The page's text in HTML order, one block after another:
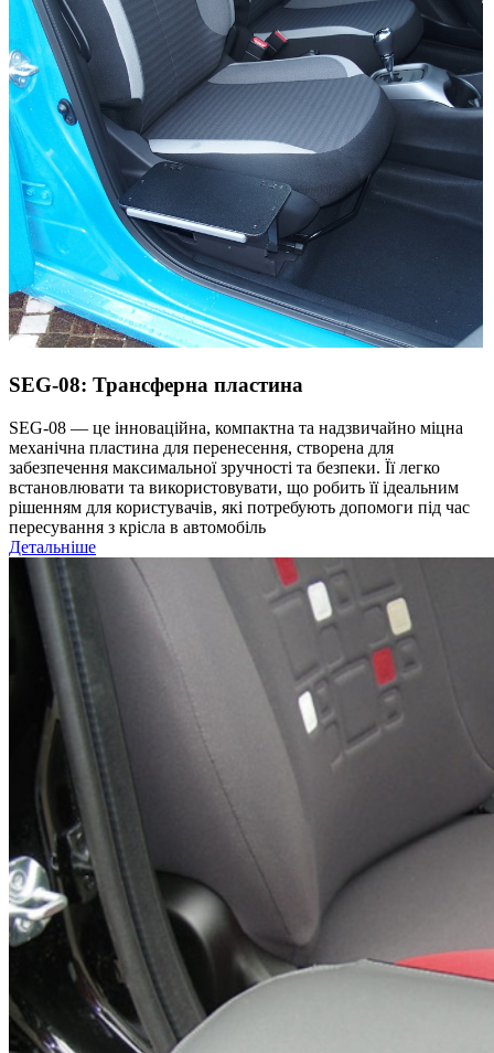
SEG-08: Трансферна пластина
SEG-08 — це інноваційна, компактна та надзвичайно міцна
механічна пластина для перенесення, створена для
забезпечення максимальної зручності та безпеки. Її легко
встановлювати та використовувати, що робить її ідеальним
рішенням для користувачів, які потребують допомоги під час
пересування з крісла в автомобіль
Детальніше